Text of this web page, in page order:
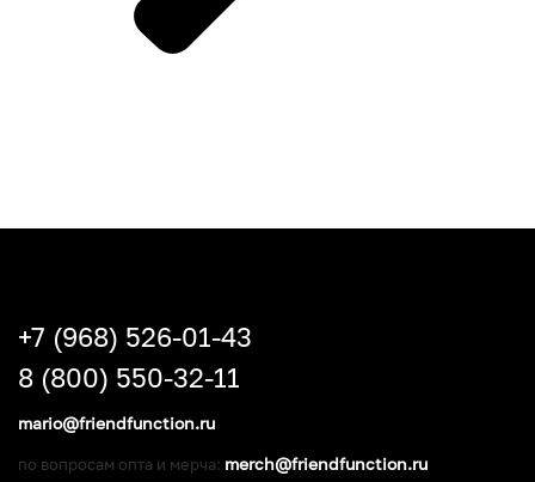
+7 (968) 526-01-43
8 (800) 550-32-11
mario@friendfunction.ru
по вопросам опта и мерча: merch@friendfunction.ru